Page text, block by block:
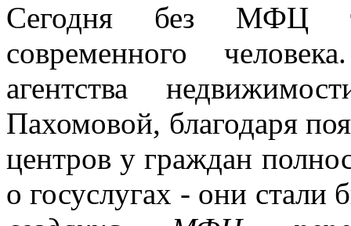
Сегодня без МФЦ
современного
агентства
Пахомовой, благодаря
центров у граждан
о госуслугах - они